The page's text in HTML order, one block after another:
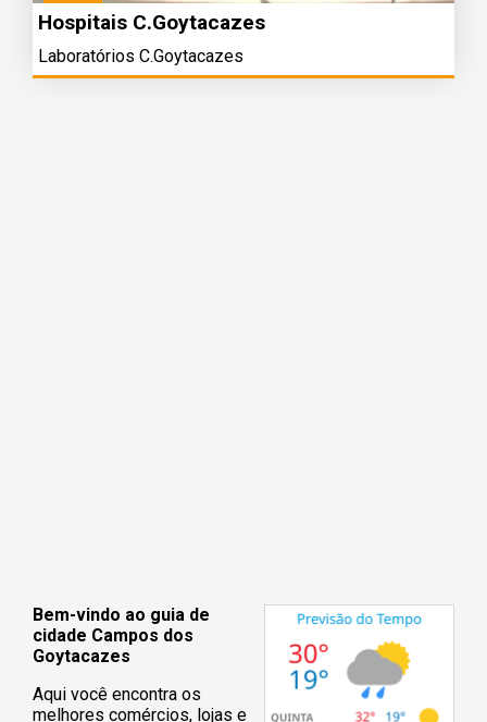
Hospitais C.Goytacazes
Laboratórios C.Goytacazes
Bem-vindo ao guia de
cidade Campos dos
Goytacazes
Aqui você encontra os
melhores comércios, lojas e